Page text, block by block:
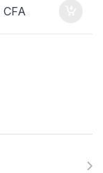
CFA